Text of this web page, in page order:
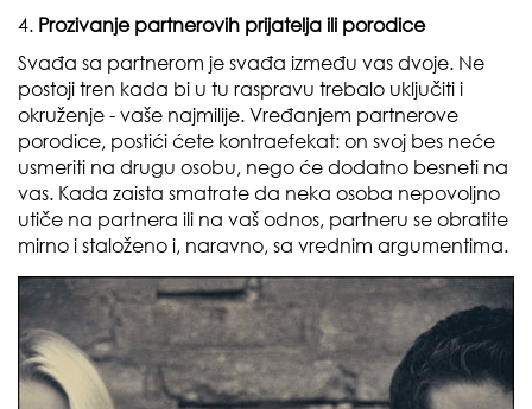
4. Prozivanje partnerovih prijatelja ili porodice
Svađa sa partnerom je svađa između vas dvoje. Ne
postoji tren kada bi u tu raspravu trebalo uključiti i
okruženje - vaše najmilije. Vređanjem partnerove
porodice, postići ćete kontraefekat: on svoj bes neće
usmeriti na drugu osobu, nego će dodatno besneti na
vas. Kada zaista smatrate da neka osoba nepovoljno
utiče na partnera ili na vaš odnos, partneru se obratite
mirno i staloženo i, naravno, sa vrednim argumentima.